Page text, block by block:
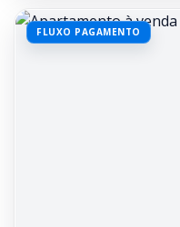
FLUXO PAGAMENTO